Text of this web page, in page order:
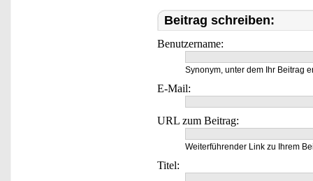
Beitrag schreiben:
Benutzername:
Synonym, unter dem Ihr Beitrag
E-Mail:
URL zum Beitrag:
Weiterführender Link zu Ihrem
Titel: